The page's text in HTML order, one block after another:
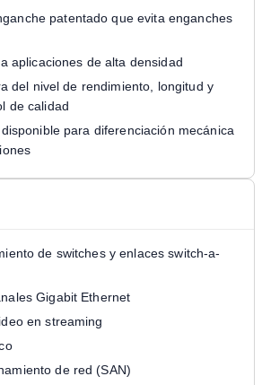
patentado que evita enganches
aplicaciones de alta densidad
del nivel de rendimiento, longitud y
de calidad
para diferenciación mecánica
de switches y enlaces switch-a-
Gigabit Ethernet
en streaming
de red (SAN)